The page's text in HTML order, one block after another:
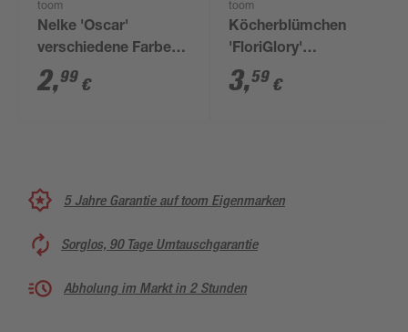
toom
Nelke 'Oscar'
verschiedene Farben
10,5 cm Topf
2,99 €
toom
Köcherblümchen
'FloriGlory'
verschiedene Farben
10,5 cm Topf
3,59 €
5 Jahre Garantie auf toom Eigenmarken
Sorglos, 90 Tage Umtauschgarantie
Abholung im Markt in 2 Stunden